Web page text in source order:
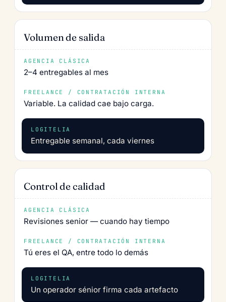
Volumen de salida
2–4 entregables al mes
Variable. La calidad cae bajo carga.
Entregable semanal, cada viernes
Control de calidad
Revisiones senior — cuando hay tiempo
Tú eres el QA, entre todo lo demás
Un operador sénior firma cada artefacto